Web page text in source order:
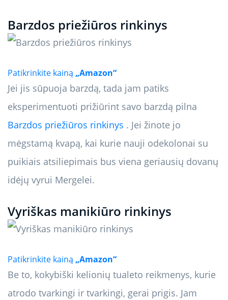
Barzdos priežiūros rinkinys
Patikrinkite kainą „Amazon“
Jei jis sūpuoja barzdą, tada jam patiks
eksperimentuoti prižiūrint savo barzdą pilna
Barzdos priežiūros rinkinys . Jei žinote jo
mėgstamą kvapą, kai kurie nauji odekolonai su
puikiais atsiliepimais bus viena geriausių dovanų
idėjų vyrui Mergelei.
Vyriškas manikiūro rinkinys
Patikrinkite kainą „Amazon“
Be to, kokybiški kelionių tualeto reikmenys, kurie
atrodo tvarkingi ir tvarkingi, gerai prigis. Jam